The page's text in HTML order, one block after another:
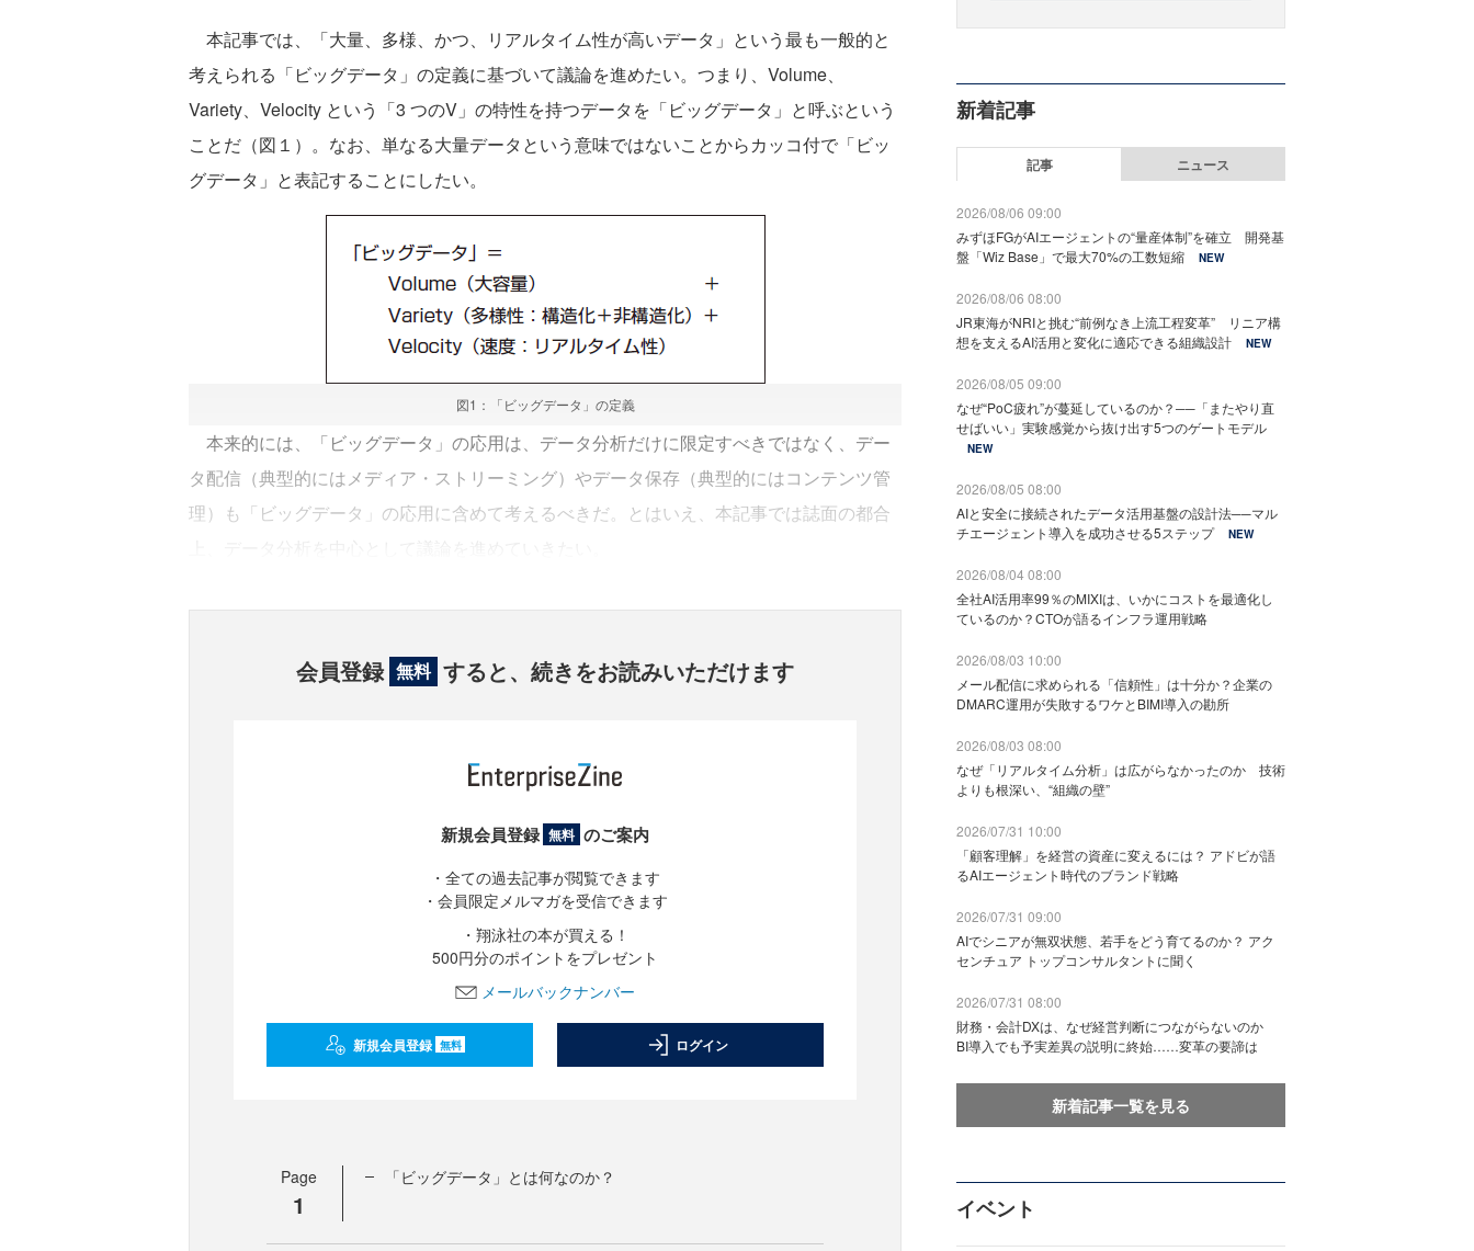
本記事では、「大量、多様、かつ、リアルタイム性が高いデータ」という最も一般的と
考えられる「ビッグデータ」の定義に基づいて議論を進めたい。つまり、Volume、
Variety、Velocity という「3 つのV」の特性を持つデータを「ビッグデータ」と呼ぶという
ことだ（図１）。なお、単なる大量データという意味ではないことからカッコ付で「ビッ
グデータ」と表記することにしたい。
図1：「ビッグデータ」の定義
本来的には、「ビッグデータ」の応用は、データ分析だけに限定すべきではなく、デー
タ配信（典型的にはメディア・ストリーミング）やデータ保存（典型的にはコンテンツ管
理）も「ビッグデータ」の応用に含めて考えるべきだ。とはいえ、本記事では誌面の都合
会員登録 無料 すると、続きをお読みいただけます
新規会員登録 無料 のご案内
・全ての過去記事が閲覧できます
・会員限定メルマガを受信できます
・翔泳社の本が買える！
500円分のポイントをプレゼント
メールバックナンバー
新規会員登録 無料 ログイン
Page
1
「ビッグデータ」とは何なのか？
新着記事
記事 ニュース
2026/08/06 09:00
みずほFGがAIエージェントの“量産体制”を確立 開発基
盤「Wiz Base」で最大70%の工数短縮
NEW
2026/08/06 08:00
JR東海がNRIと挑む“前例なき上流工程変革” リニア構
想を支えるAI活用と変化に適応できる組織設計
NEW
2026/08/05 09:00
なぜ“PoC疲れ”が蔓延しているのか？──「またやり直
せばいい」実験感覚から抜け出す5つのゲートモデル
NEW
2026/08/05 08:00
AIと安全に接続されたデータ活用基盤の設計法──マル
チエージェント導入を成功させる5ステップ
NEW
2026/08/04 08:00
全社AI活用率99％のMIXIは、いかにコストを最適化し
ているのか？CTOが語るインフラ運用戦略
2026/08/03 10:00
メール配信に求められる「信頼性」は十分か？企業の
DMARC運用が失敗するワケとBIMI導入の勘所
2026/08/03 08:00
なぜ「リアルタイム分析」は広がらなかったのか 技術
よりも根深い、“組織の壁”
2026/07/31 10:00
「顧客理解」を経営の資産に変えるには？ アドビが語
るAIエージェント時代のブランド戦略
2026/07/31 09:00
AIでシニアが無双状態、若手をどう育てるのか？ アク
センチュア トップコンサルタントに聞く
2026/07/31 08:00
財務・会計DXは、なぜ経営判断につながらないのか
BI導入でも予実差異の説明に終始……変革の要諦は
新着記事一覧を見る
イベント